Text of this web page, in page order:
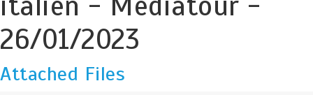
26/01/2023
Attached Files